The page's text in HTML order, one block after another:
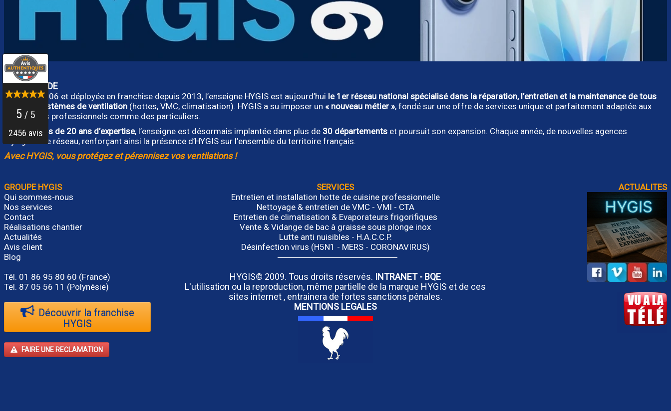
A PROPOS DE
Créée en 2006 et déployée en franchise depuis 2013, l’enseigne HYGIS est aujourd’hui le 1er réseau national spécialisé dans la réparation, l’entretien et la maintenance de tous
types de systèmes de ventilation (hottes, VMC, climatisation). HYGIS a su imposer un « nouveau métier », fondé sur une offre de services unique et parfaitement adaptée aux
besoins des professionnels comme des particuliers.
Forte deplus de 20 ans d’expertise, l’enseigne est désormais implantée dans plus de 30 départements et poursuit son expansion. Chaque année, de nouvelles agences
rejoignent le réseau, renforçant ainsi la présence d’HYGIS sur l’ensemble du territoire français.
Avec HYGIS, vous protégez et pérennisez vos ventilations !
GROUPE HYGIS
Qui sommes-nous
Nos services
Contact
Réalisations chantier
Actualités
Avis client
Blog
Tél. 01 86 95 80 60 (France)
Tel. 87 05 56 11 (Polynésie)
Découvrir la franchise
HYGIS
FAIRE UNE RECLAMATION
SERVICES
Entretien et installation hotte de cuisine professionnelle
Nettoyage & entretien de VMC - VMI - CTA
Entretien de climatisation & Evaporateurs frigorifiques
Vente & Vidange de bac à graisse sous plonge inox
Lutte anti nuisibles - H.A.C.C.P.
Désinfection virus (H5N1 - MERS - CORONAVIRUS)
HYGIS© 2009. Tous droits réservés. INTRANET- BQE
L'utilisation ou la reproduction, même partielle de la marque HYGIS et de ces
sites internet , entrainera de fortes sanctions pénales.
MENTIONS LEGALES
ACTUALITES